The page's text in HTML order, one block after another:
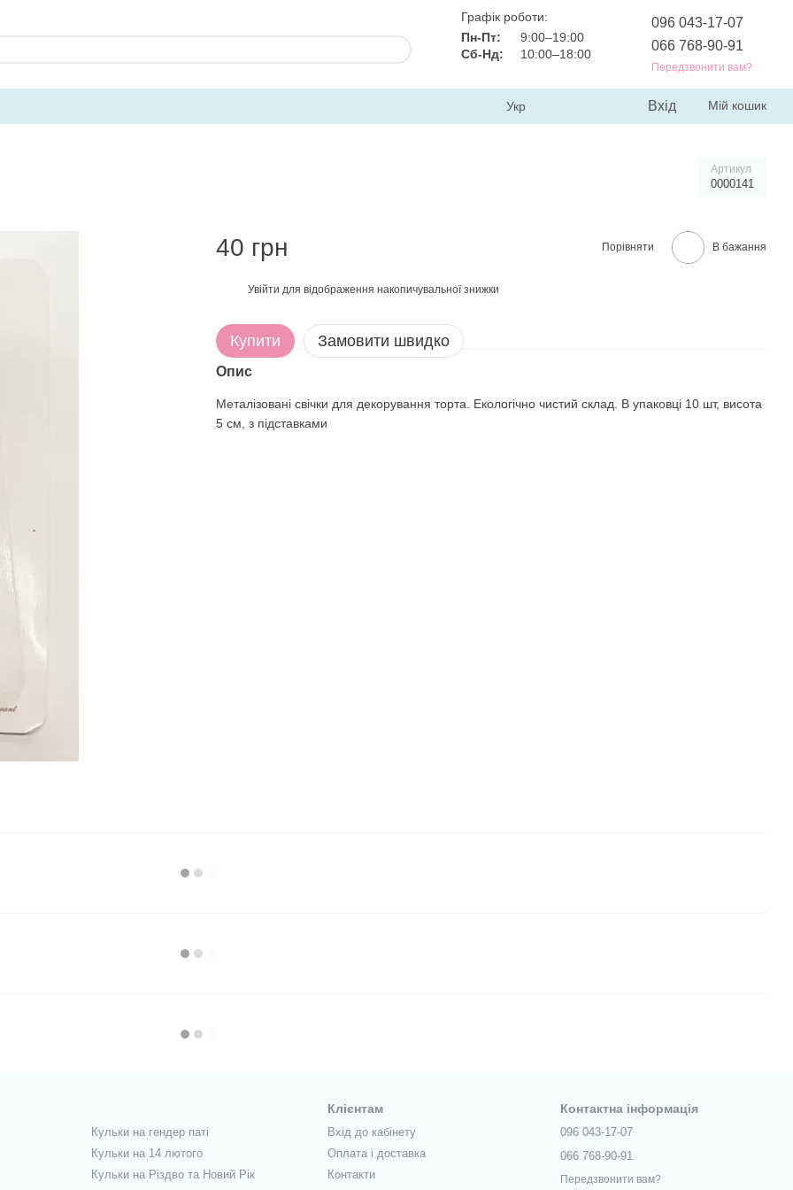
Графік роботи:
Пн-Пт:
9:00–19:00
Сб-Нд:
10:00–18:00
096 043-17-07
066 768-90-91
Передзвонити вам?
Укр Вхід Мій кошик
Артикул
0000141
40 грн Порівняти В бажання
Увійти для відображення накопичувальної знижки
Купити Замовити швидко
Опис
Металізовані свічки для декорування торта. Екологічно чистий склад. В упаковці 10 шт, висота
5 см, з підставками
Кульки на гендер паті
Кульки на 14 лютого
Кульки на Різдво та Новий Рік
Клієнтам
Вхід до кабінету
Оплата і доставка
Контакти
Контактна інформація
096 043-17-07
066 768-90-91
Передзвонити вам?